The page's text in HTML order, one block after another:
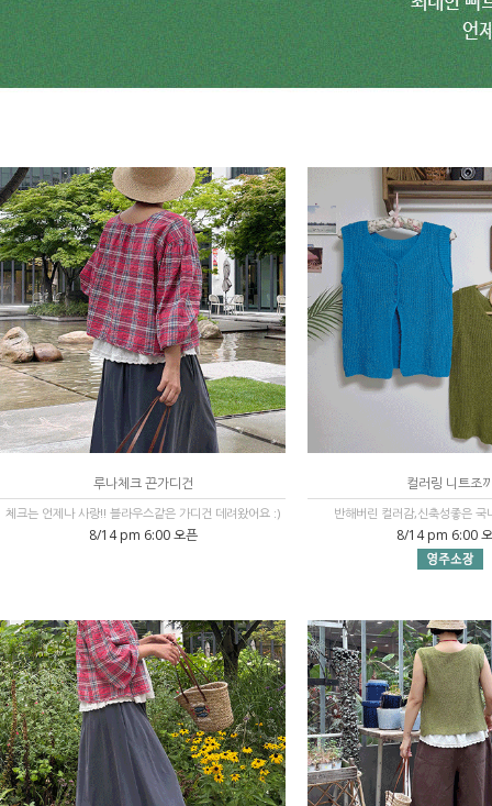
루나체크 끈가디건
체크는 언제나 사랑!! 블라우스같은 가디건 데려왔어요 :)
8/14 pm 6:00 오픈
컬러링 니트조
반해버린 컬러감,신축성좋은 국
8/14 pm 6:00